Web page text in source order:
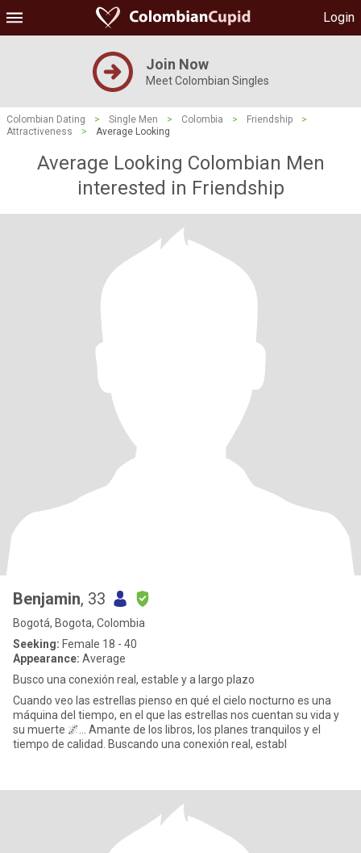
Login
Join Now
Meet Colombian Singles
Colombian Dating > Single Men > Colombia > Friendship
>
Attractiveness
> Average Looking
Average Looking Colombian Men
interested in Friendship
Benjamin, 33
Bogotá, Bogota, Colombia
Seeking: Female 18 - 40
Appearance: Average
Busco una conexión real, estable y a largo plazo
Cuando veo las estrellas pienso en qué el cielo nocturno es una
máquina del tiempo, en el que las estrellas nos cuentan su vida y
su muerte 🌌... Amante de los libros, los planes tranquilos y el
tiempo de calidad. Buscando una conexión real, establ